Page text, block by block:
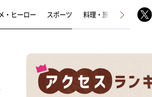
なるみ・岡村の過ぎるTV
・ヒーロー スポーツ 料理・旅 ラジオ番組